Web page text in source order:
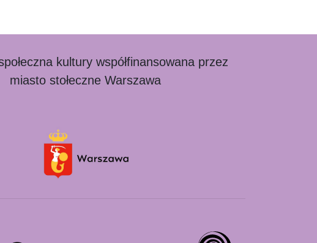
kultury współfinansowana przez
miasto stołeczne Warszawa